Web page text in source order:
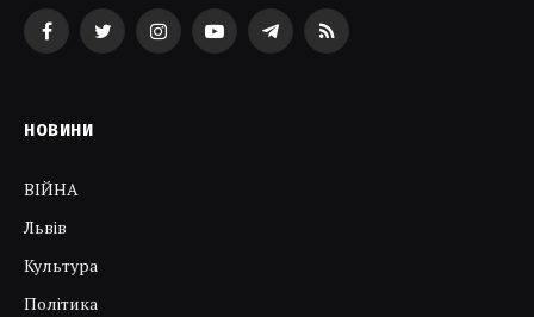
FacebookTwitterInstagramYouTubeTelegramRSS
НОВИНИ
ВІЙНА
Львів
Культура
Політика